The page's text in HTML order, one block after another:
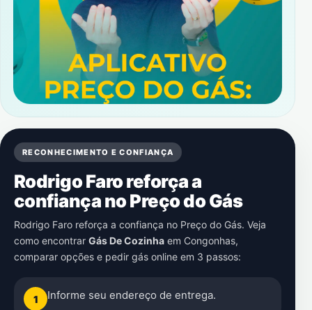
RECONHECIMENTO E CONFIANÇA
Rodrigo Faro reforça a
confiança no Preço do Gás
Rodrigo Faro reforça a confiança no Preço do Gás. Veja
como encontrar Gás De Cozinha em Congonhas,
comparar opções e pedir gás online em 3 passos:
1 Informe seu endereço de entrega.